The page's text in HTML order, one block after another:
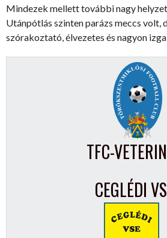
Mindezek mellett további nagy
Utánpótlás szinten parázs meccs volt,
szórakoztató, élvezetes és nagyon
TFC-
CEGLÉDI